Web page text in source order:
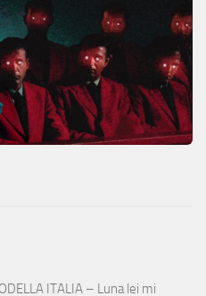
ITALIA – Luna lei mi